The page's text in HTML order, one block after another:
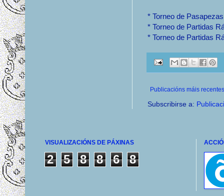
* Torneo de
* Torneo de Partidas
* Torneo de Partidas
Publicacións máis recentes
Subscribirse a:
VISUALIZACIÓNS DE PÁXINAS
2 5 8 8 6 8